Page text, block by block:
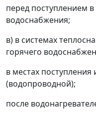
перед поступлением в
водоснабжения;
в) в системах
горячего
в местах
(водопроводной);
после